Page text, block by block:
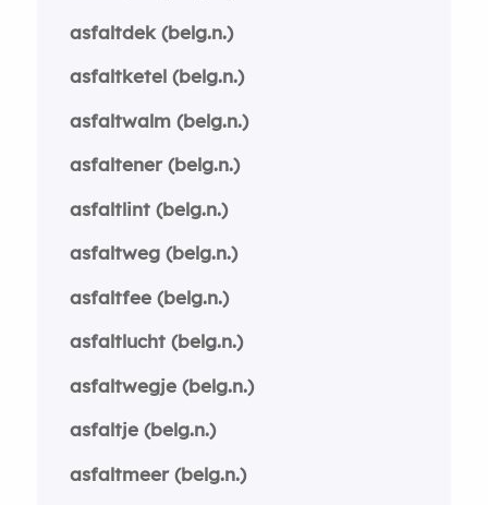
asfaltdek (belg.n.)
asfaltketel (belg.n.)
asfaltwalm (belg.n.)
asfaltener (belg.n.)
asfaltlint (belg.n.)
asfaltweg (belg.n.)
asfaltfee (belg.n.)
asfaltlucht (belg.n.)
asfaltwegje (belg.n.)
asfaltje (belg.n.)
asfaltmeer (belg.n.)